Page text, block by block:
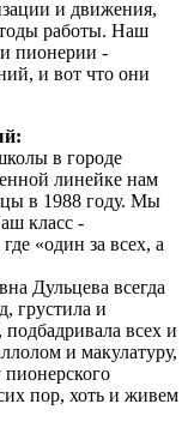
и движения,
работы. Наш
пионерии -
и вот что они
в городе
линейке нам
в 1988 году. Мы
класс -
«один за всех, а
Дульцева всегда
грустила и
всех и
и макулатуру,
пор, хоть и живем